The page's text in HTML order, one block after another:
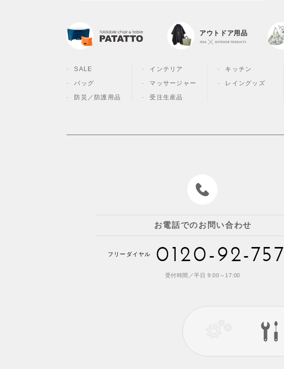
アウトドア用品
SALE インテリア キッチン
バッグ
マッサージャー レイングッズ
防災／ 防護用品 受注生産品
お電話でのお問い合わせ
フリーダイヤル 0120-92-
受付時間／平日 9:00～17:00